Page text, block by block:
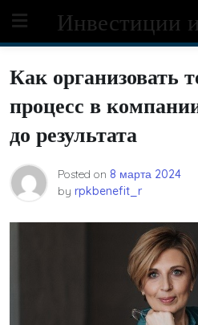
content
Инвестиции
Как организовать
процесс в
до результата
Posted on 8 марта 2024
by rpkbenefit_r